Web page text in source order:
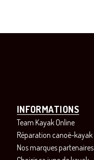
INFORMATIONS
Team Kayak Online
Réparation canoë-kayak
Nos marques partenaires